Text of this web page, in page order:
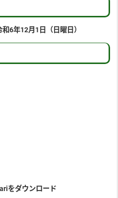
6年12月1日（日曜日）
をダウンロード